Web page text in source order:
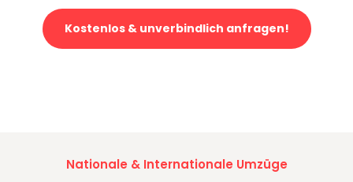
Kostenlos & unverbindlich anfragen!
Nationale & Internationale Umzüge